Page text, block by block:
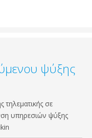
ψύξης
σε
υπηρεσιών ψύξης